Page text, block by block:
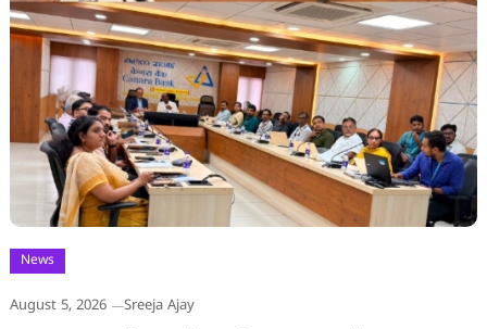
News
August 5, 2026 Sreeja Ajay